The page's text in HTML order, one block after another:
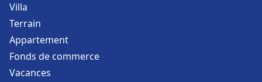
Villa
Terrain
Appartement
Fonds de commerce
Vacances